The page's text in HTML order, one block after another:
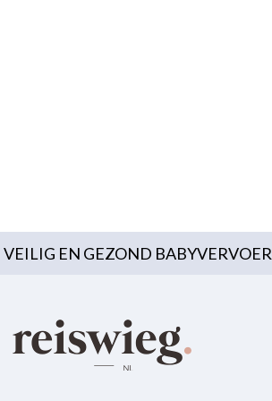
VEILIG EN GEZOND BABYVERVOER